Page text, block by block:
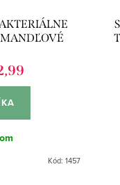
Kód: 1457